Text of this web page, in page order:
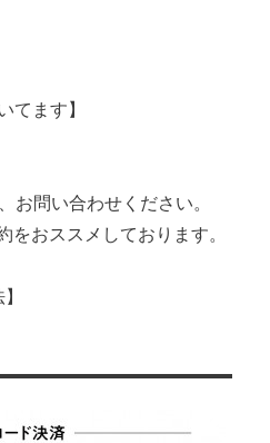
てます】
お問い合わせください。
おススメしております。